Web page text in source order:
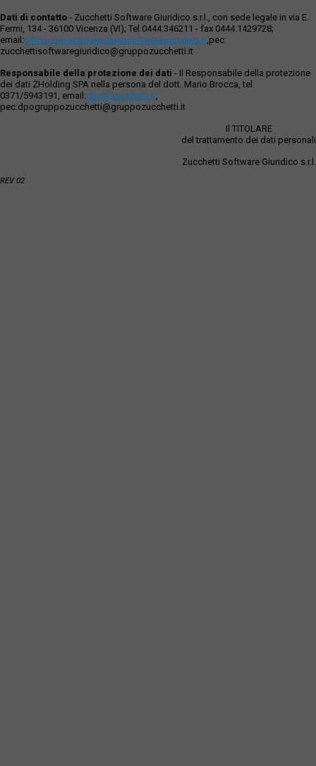
Dati di contatto - Zucchetti Software Giuridico s.r.l., con sede legale in via E.
Fermi, 134 - 36100 Vicenza (VI); Tel 0444.346211 - fax 0444.1429728;
email:ufficio.privacy@zucchettisoftwaregiuridico.it,pec:
zucchettisoftwaregiuridico@gruppozucchetti.it
Responsabile della protezione dei dati - Il Responsabile della protezione
dei dati ZHolding SPA nella persona del dott. Mario Brocca, tel.
0371/5943191, email:dpo@zucchetti.it,
pec:dpogruppozucchetti@gruppozucchetti.it
Il TITOLARE
del trattamento dei dati personali
Zucchetti Software Giuridico s.r.l.
REV 02